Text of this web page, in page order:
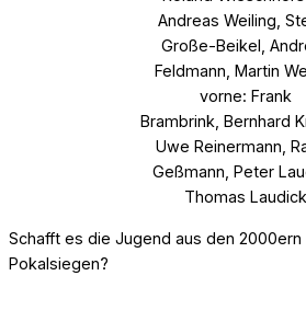
Andreas Weiling,
Große-Beikel,
Feldmann, Martin
vorne: Frank
Brambrink, Bernhard
Uwe Reinermann,
Geßmann, Peter
Thomas Laudick
Schafft es die Jugend aus den
Pokalsiegen?